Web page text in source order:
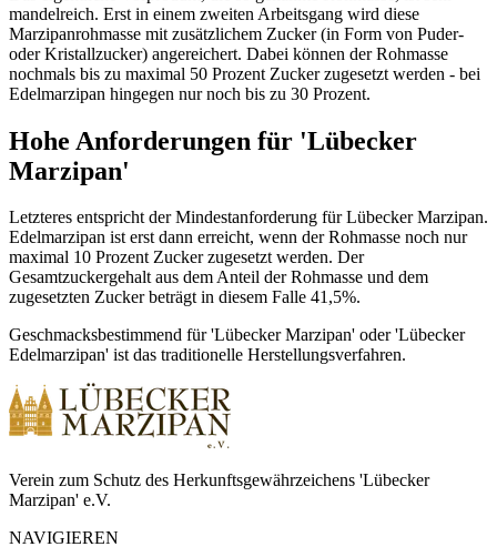
mandelreich. Erst in einem zweiten Arbeitsgang wird diese
Marzipanrohmasse mit zusätzlichem Zucker (in Form von Puder-
oder Kristallzucker) angereichert. Dabei können der Rohmasse
nochmals bis zu maximal 50 Prozent Zucker zugesetzt werden - bei
Edelmarzipan hingegen nur noch bis zu 30 Prozent.
Hohe Anforderungen für 'Lübecker
Marzipan'
Letzteres entspricht der Mindestanforderung für Lübecker Marzipan.
Edelmarzipan ist erst dann erreicht, wenn der Rohmasse noch nur
maximal 10 Prozent Zucker zugesetzt werden. Der
Gesamtzuckergehalt aus dem Anteil der Rohmasse und dem
zugesetzten Zucker beträgt in diesem Falle 41,5%.
Geschmacksbestimmend für 'Lübecker Marzipan' oder 'Lübecker
Edelmarzipan' ist das traditionelle Herstellungsverfahren.
Verein zum Schutz des Herkunftsgewährzeichens 'Lübecker
Marzipan' e.V.
NAVIGIEREN